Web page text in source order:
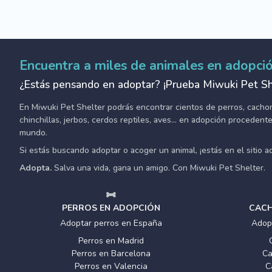
Encuentra a miles de animales en
¿Estás pensando en adoptar? ¡Prueba Miwuki Pet
En Miwuki Pet Shelter podrás encontrar cientos de perros,
chinchillas, jerbos, cerdos reptiles, aves... en adopción
mundo.
Si estás buscando adoptar o acoger un animal, ¡estás en el sitio
Adopta. Salva una vida, gana un amigo. Con Miwuki Pet Shelter.
PERROS EN ADOPCIÓN
Adoptar perros en España
Perros en Madrid
Perros en Barcelona
Perros en Valencia